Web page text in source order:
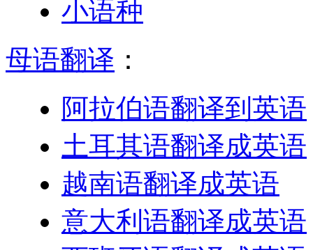
小语种
母语翻译 ：
阿拉伯语翻译到英语
土耳其语翻译成英语
越南语翻译成英语
意大利语翻译成英语